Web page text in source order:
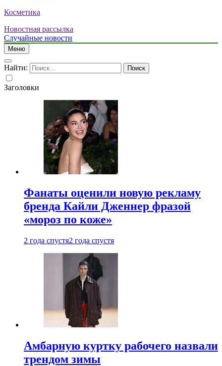
Косметика
Новостная рассылка
Случайные новости
Меню
Найти:
Заголовки
Фанаты оценили новую рекламу
бренда Кайли Дженнер фразой
«мороз по коже»
2 года спустя2 года спустя
Амбарную куртку рабочего назвали
трендом зимы